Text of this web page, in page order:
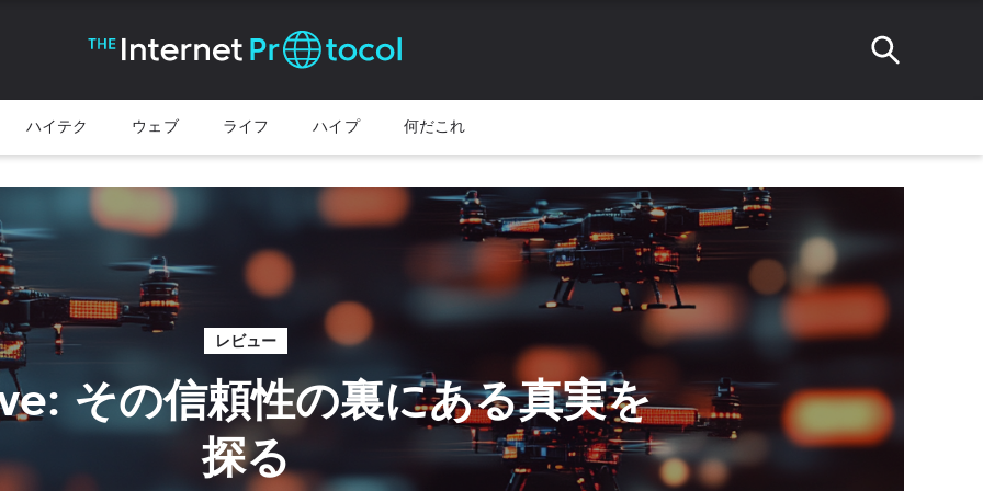
ハイテク ウェブ ライフ ハイプ 何だこれ
レビュー
その信頼性の裏にある真実を
探る